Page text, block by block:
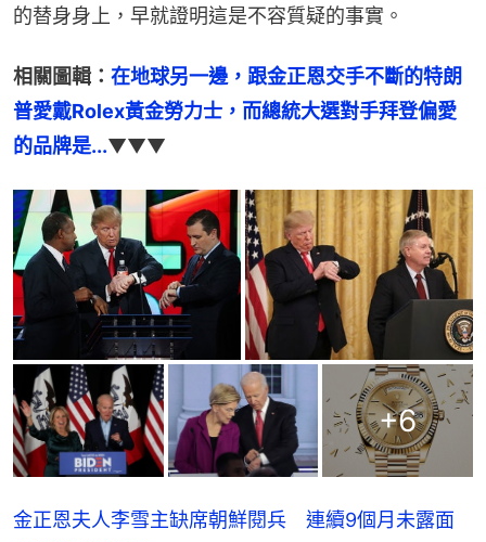
的替身身上，早就證明這是不容質疑的事實。
相關圖輯： 在地球另一邊，跟金正恩交手不斷的特朗
普愛戴Rolex黃金勞力士，而總統大選對手拜登偏愛
的品牌是...▼▼▼
+6
金正恩夫人李雪主缺席朝鮮閱兵 連續9個月未露面